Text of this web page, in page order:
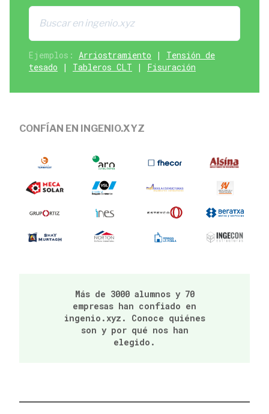
Ejemplos: Arriostramiento | Tensión de
tesado | Tableros CLT | Fisuración
CONFÍAN EN INGENIO.XYZ
Más de 3000 alumnos y 70
empresas han confiado en
ingenio.xyz. Conoce quiénes
son y por qué nos han
elegido.